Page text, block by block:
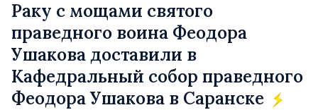
Раку с мощами святого
праведного воина Феодора
Ушакова доставили в
Кафедральный собор праведного
Феодора Ушакова в Саранске